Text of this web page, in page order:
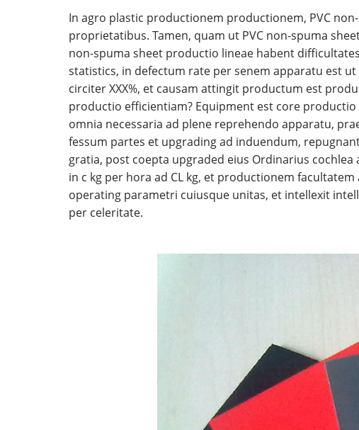
In agro plastic productionem productionem, PVC
proprietatibus. Tamen, quam ut PVC non-spuma
non-spuma sheet productio lineae habent
statistics, in defectum rate per senem apparatu est
circiter XXX%, et causam attingit productum est
productio efficientiam? Equipment est core
omnia necessaria ad plene reprehendo apparatu,
fessum partes et upgrading ad induendum,
gratia, post coepta upgraded eius Ordinarius
in c kg per hora ad CL kg, et productionem
operating parametri cuiusque unitas, et intellexit
per celeritate.